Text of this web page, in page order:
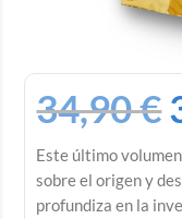
34,90€
Este último
sobre el origen y
profundiza en la